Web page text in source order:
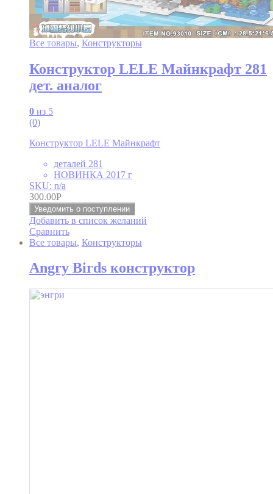
Все товары, Конструкторы
Конструктор LELE Майнкрафт 281
дет. аналог
0 из 5
(0)
Конструктор LELE Майнкрафт
деталей 281
НОВИНКА 2017 г
SKU: n/a
300.00Р
Уведомить о поступлении
Добавить в список желаний
Сравнить
Все товары, Конструкторы
Angry Birds конструктор